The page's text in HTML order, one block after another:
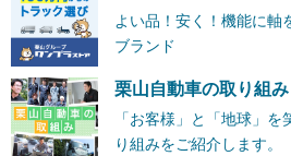
よい品！安く！機能に軸
ブランド
栗山自動車の取り組み
「お客様」と「地球」
り組みをご紹介します。